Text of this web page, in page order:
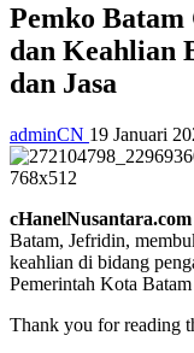
Pemko
dan Keahlian
dan Jasa
adminCN 19 Januari
Batam, Jefridin,
keahlian di bidang
Pemerintah Kota
Thank you for reading